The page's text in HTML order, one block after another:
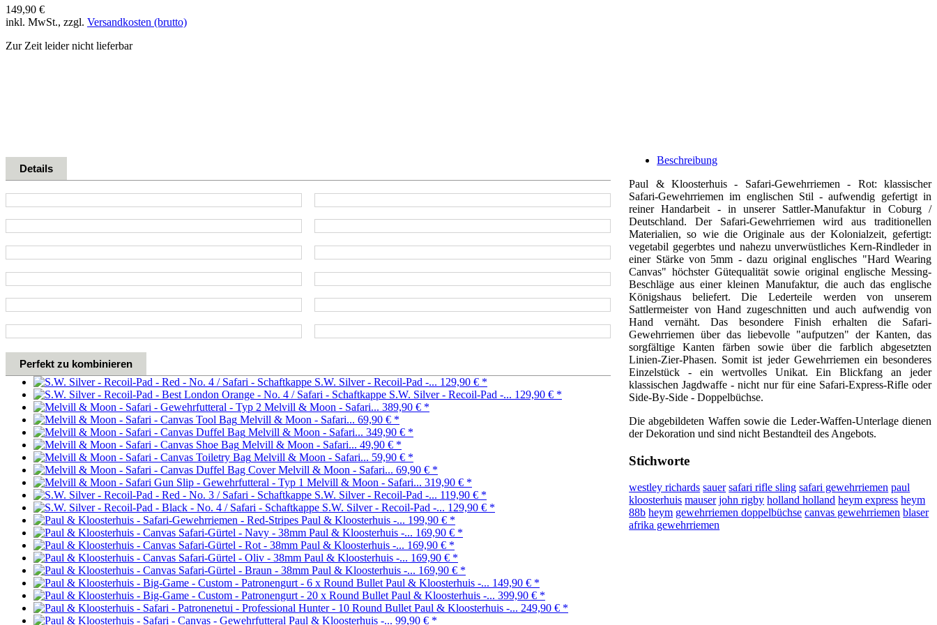
149,90 €
inkl. MwSt., zzgl. Versandkosten (brutto)
Zur Zeit leider nicht lieferbar
Details
Perfekt zu kombinieren
S.W. Silver - Recoil-Pad -... 129,90 € *
S.W. Silver - Recoil-Pad -... 129,90 € *
Melvill & Moon - Safari... 389,90 € *
Melvill & Moon - Safari... 69,90 € *
Melvill & Moon - Safari... 349,90 € *
Melvill & Moon - Safari... 49,90 € *
Melvill & Moon - Safari... 59,90 € *
Melvill & Moon - Safari... 69,90 € *
Melvill & Moon - Safari... 319,90 € *
S.W. Silver - Recoil-Pad -... 119,90 € *
S.W. Silver - Recoil-Pad -... 129,90 € *
Paul & Kloosterhuis -... 199,90 € *
Paul & Kloosterhuis -... 169,90 € *
Paul & Kloosterhuis -... 169,90 € *
Paul & Kloosterhuis -... 169,90 € *
Paul & Kloosterhuis -... 169,90 € *
Paul & Kloosterhuis -... 149,90 € *
Paul & Kloosterhuis -... 399,90 € *
Paul & Kloosterhuis -... 249,90 € *
Paul & Kloosterhuis -... 99,90 € *
Beschreibung
Paul & Kloosterhuis - Safari-Gewehrriemen - Rot: klassischer
Safari-Gewehrriemen im englischen Stil - aufwendig gefertigt in
reiner Handarbeit - in unserer Sattler-Manufaktur in Coburg /
Deutschland. Der Safari-Gewehrriemen wird aus traditionellen
Materialien, so wie die Originale aus der Kolonialzeit, gefertigt:
vegetabil gegerbtes und nahezu unverwüstliches Kern-Rindleder in
einer Stärke von 5mm - dazu original englisches "Hard Wearing
Canvas" höchster Gütequalität sowie original englische Messing-
Beschläge aus einer kleinen Manufaktur, die auch das englische
Königshaus beliefert. Die Lederteile werden von unserem
Sattlermeister von Hand zugeschnitten und auch aufwendig von
Hand vernäht. Das besondere Finish erhalten die Safari-
Gewehrriemen über das liebevolle "aufputzen" der Kanten, das
sorgfältige Kanten färben sowie über die farblich abgesetzten
Linien-Zier-Phasen. Somit ist jeder Gewehrriemen ein besonderes
Einzelstück - ein wertvolles Unikat. Ein Blickfang an jeder
klassischen Jagdwaffe - nicht nur für eine Safari-Express-Rifle oder
Side-By-Side - Doppelbüchse.
Die abgebildeten Waffen sowie die Leder-Waffen-Unterlage dienen
der Dekoration und sind nicht Bestandteil des Angebots.
Stichworte
westley richards sauer safari rifle sling safari gewehrriemen paul
kloosterhuis mauser john rigby holland holland heym express heym
88b heym gewehrriemen doppelbüchse canvas gewehrriemen blaser
afrika gewehrriemen